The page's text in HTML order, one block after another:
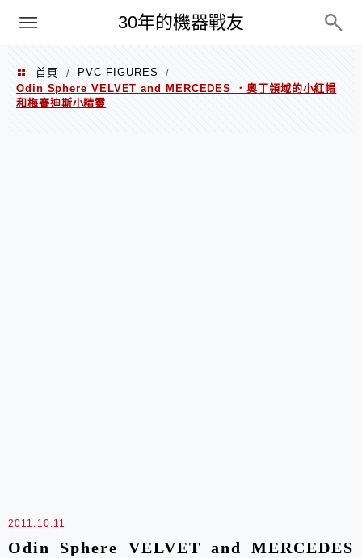
30年的機器戰友
PC
首頁 / PVC FIGURES
/
Odin Sphere VELVET and MERCEDES ．奧丁領域的小紅帽
和梅賽迪斯小精靈
2011.10.11
Odin Sphere VELVET and MERCEDES